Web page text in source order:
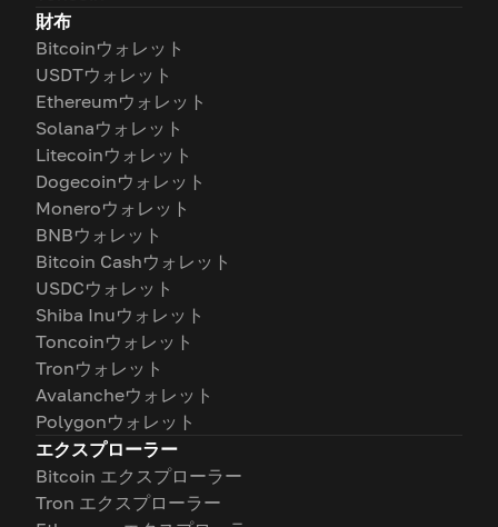
財布
Bitcoinウォレット
USDTウォレット
Ethereumウォレット
Solanaウォレット
Litecoinウォレット
Dogecoinウォレット
Moneroウォレット
BNBウォレット
Bitcoin Cashウォレット
USDCウォレット
Shiba Inuウォレット
Toncoinウォレット
Tronウォレット
Avalancheウォレット
Polygonウォレット
エクスプローラー
Bitcoin エクスプローラー
Tron エクスプローラー